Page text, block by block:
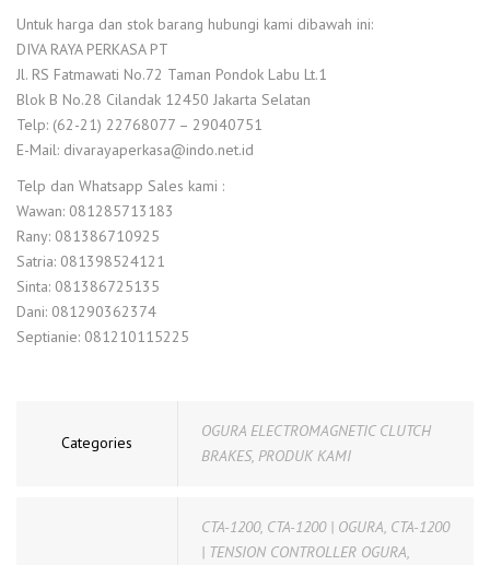
Untuk harga dan stok barang hubungi kami dibawah ini:
DIVA RAYA PERKASA PT
Jl. RS Fatmawati No.72 Taman Pondok Labu Lt.1
Blok B No.28 Cilandak 12450 Jakarta Selatan
Telp: (62-21) 22768077 – 29040751
E-Mail: divarayaperkasa@indo.net.id
Telp dan Whatsapp Sales kami :
Wawan: 081285713183
Rany: 081386710925
Satria: 081398524121
Sinta: 081386725135
Dani: 081290362374
Septianie: 081210115225
Categories
OGURA ELECTROMAGNETIC CLUTCH
BRAKES, PRODUK KAMI
CTA-1200, CTA-1200 | OGURA, CTA-1200
| TENSION CONTROLLER OGURA,